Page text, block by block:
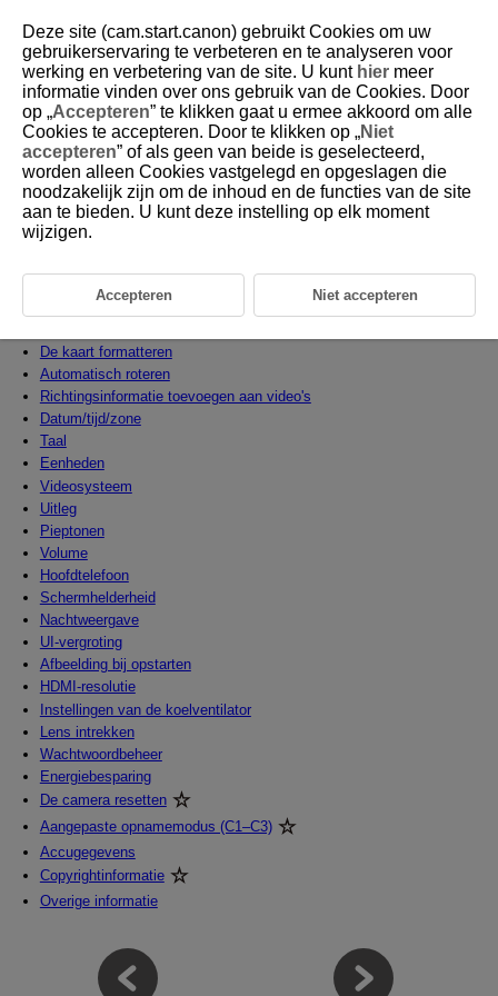
D292-163
Instellen
In dit hoofdstuk worden menu-instellingen op het insteltabblad [
]
beschreven.
rechts van titels geeft functies aan die alleen in Creatieve modi
Mapinstellingen
De kaart formatteren
Automatisch roteren
Richtingsinformatie toevoegen aan video's
Datum/tijd/zone
Taal
Eenheden
Videosysteem
Uitleg
Pieptonen
Volume
Hoofdtelefoon
Schermhelderheid
Nachtweergave
UI-vergroting
Afbeelding bij opstarten
HDMI-resolutie
Instellingen van de koelventilator
Lens intrekken
Wachtwoordbeheer
Energiebesparing
De camera resetten
Aangepaste opnamemodus (C1–C3)
Accugegevens
Copyrightinformatie
Overige informatie
Deze site (cam.start.canon) gebruikt Cookies om uw
gebruikerservaring te verbeteren en te analyseren voor
werking en verbetering van de site. U kunt hier meer
informatie vinden over ons gebruik van de Cookies. Door
op „Accepteren” te klikken gaat u ermee akkoord om alle
Cookies te accepteren. Door te klikken op „Niet
accepteren” of als geen van beide is geselecteerd,
worden alleen Cookies vastgelegd en opgeslagen die
noodzakelijk zijn om de inhoud en de functies van de site
aan te bieden. U kunt deze instelling op elk moment
wijzigen.
Accepteren Niet accepteren